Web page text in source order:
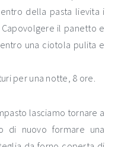
della pasta lievita i
il panetto e
una ciotola pulita e
per una notte, 8 ore.
lasciamo tornare a
di nuovo formare una